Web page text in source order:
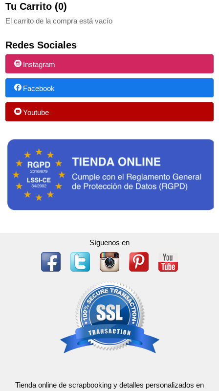
Tu Carrito (0)
El carrito de la compra está vacío
Redes Sociales
Instagram
Facebook
Youtube
Síguenos en
Tienda online de scrapbooking y detalles personalizados en